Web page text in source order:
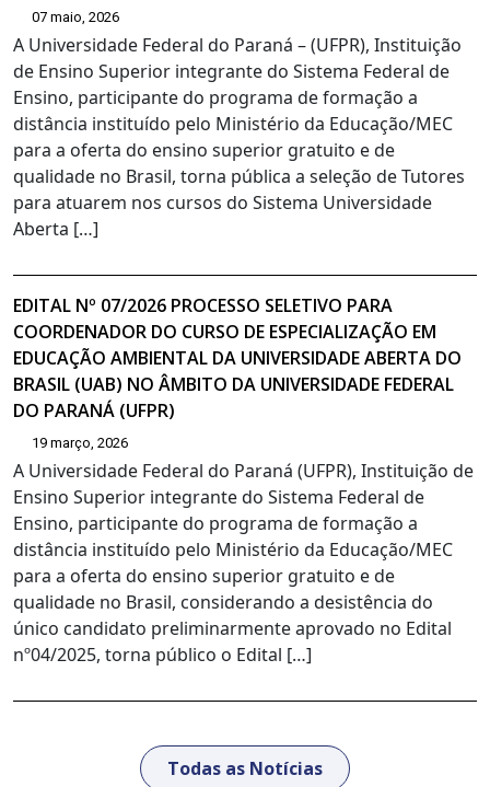
07 maio, 2026
A Universidade Federal do Paraná – (UFPR), Instituição
de Ensino Superior integrante do Sistema Federal de
Ensino, participante do programa de formação a
distância instituído pelo Ministério da Educação/MEC
para a oferta do ensino superior gratuito e de
qualidade no Brasil, torna pública a seleção de Tutores
para atuarem nos cursos do Sistema Universidade
Aberta […]
EDITAL Nº 07/2026 PROCESSO SELETIVO PARA
COORDENADOR DO CURSO DE ESPECIALIZAÇÃO EM
EDUCAÇÃO AMBIENTAL DA UNIVERSIDADE ABERTA DO
BRASIL (UAB) NO ÂMBITO DA UNIVERSIDADE FEDERAL
DO PARANÁ (UFPR)
19 março, 2026
A Universidade Federal do Paraná (UFPR), Instituição de
Ensino Superior integrante do Sistema Federal de
Ensino, participante do programa de formação a
distância instituído pelo Ministério da Educação/MEC
para a oferta do ensino superior gratuito e de
qualidade no Brasil, considerando a desistência do
único candidato preliminarmente aprovado no Edital
nº04/2025, torna público o Edital […]
Todas as Notícias